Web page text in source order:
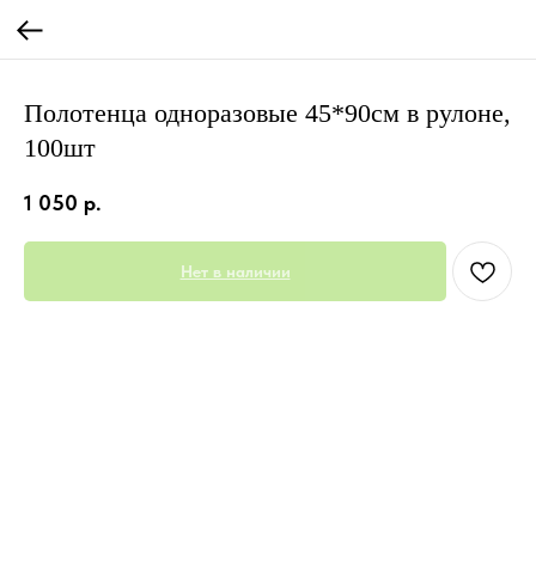
Полотенца одноразовые 45*90см в рулоне,
100шт
1 050 р.
Нет в наличии